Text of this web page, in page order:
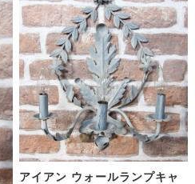
アイアン ウォールランプキャ